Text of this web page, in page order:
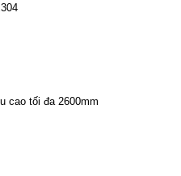
cao tối đa 2600mm